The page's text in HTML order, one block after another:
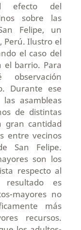
efecto del
sobre las
Felipe, un
Perú. Ilustro el
el caso del
el barrio. Para
observación
Durante ese
asambleas
de distintas
gran cantidad
entre vecinos
San Felipe.
son los
respecto al
es
mayores no
más
recursos.